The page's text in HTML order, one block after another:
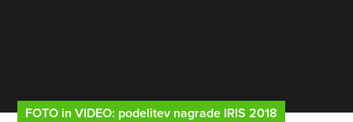
FOTO in VIDEO: podelitev nagrade IRIS 2018